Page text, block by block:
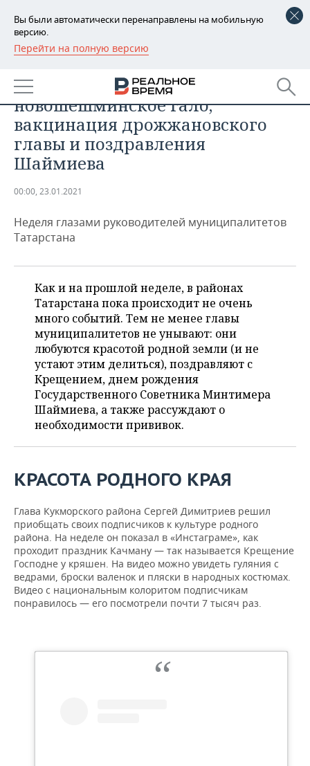
Вы были автоматически перенаправлены на мобильную
версию.
Перейти на полную версию
РЕГИОНЫ
БАШКОРТОСТАН
ТАТАРСТАН
УДМУРТИЯ
НОВОСТИ
АНАЛИТИКА
НОВОСТИ АНАЛИТИКИ
ВУЗЫ ТАТАРСТАНА
ТОРГОВЫЕ ЦЕНТРЫ
ТАТАРСТАНА
ЭКОНОМИКА
БАНКИ
ИНВЕСТИЦИИ
ПРОМЫШЛЕННОСТИ
МАШИНОСТРОЕНИЕ
НЕФТЕХИМИЯ
НЕФТЬ
ОПК
ЭНЕРГЕТИКА
НОВОСТИ НЕДВИЖИМОСТИ
АВТО
НОВОСТИ БИЗНЕСА
РОЗНИЧНАЯ ТОРГОВЛЯ
ТРАНСПОРТ
УСЛУГИ
ТЕХНОЛОГИИ
НОВОСТИ ТЕХНОЛОГИЙ
МЕДИА
ТЕЛЕКОММУНИКАЦИИ
МЕРОПРИЯТИЯ
НОВОСТИ МЕРОПРИЯТИЙ
ВЫЕЗДНАЯ РЕДАКЦИЯ
БИЗНЕС-БРАНЧИ
СПОРТ
НОВОСТИ СПОРТА
ФУТБОЛ
ВОЛЕЙБОЛ
КИБЕРСПОРТ
ФИГУРНОЕ КАТАНИЕ
ХОККЕЙ С МЯЧОМ
ОБЩЕСТВО
НОВОСТИ ОБЩЕСТВА
ИСТОРИЯ
КУЛЬТУРА
МЕДИЦИНА
ПРОИСШЕСТВИЯ
ФОТОГАЛЕРЕЯ
СПИСОК ПЕРСОН
СПИСОК КОМПАНИЙ
ПОЛНАЯ ВЕРСИЯ
«Инстаграм» глав районов:
новошешминское гало,
вакцинация дрожжановского
главы и поздравления
Шаймиева
00:00, 23.01.2021
Неделя глазами руководителей муниципалитетов
Татарстана
Как и на прошлой неделе, в районах
Татарстана пока происходит не очень
много событий. Тем не менее главы
муниципалитетов не унывают: они
любуются красотой родной земли (и не
устают этим делиться), поздравляют с
Крещением, днем рождения
Государственного Советника Минтимера
Шаймиева, а также рассуждают о
необходимости прививок.
КРАСОТА РОДНОГО КРАЯ
Глава Кукморского района Сергей Димитриев решил
приобщать своих подписчиков к культуре родного
района. На неделе он показал в «Инстаграме», как
проходит праздник Качману — так называется Крещение
Господне у кряшен. На видео можно увидеть гуляния с
ведрами, броски валенок и пляски в народных костюмах.
Видео с национальным колоритом подписчикам
понравилось — его посмотрели почти 7 тысяч раз.